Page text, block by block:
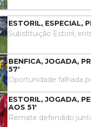
ESTORIL, ESPECIAL,
BENFICA, JOGADA,
57'
ESTORIL, JOGADA,
AOS 51'